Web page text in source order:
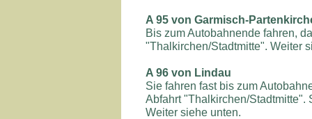
A 95 von Garmisch-
Bis zum Autobahnende fahren,
"Thalkirchen/Stadtmitte". Weiter
A 96 von Lindau
Sie fahren fast bis zum
Abfahrt "Thalkirchen/Stadtmitte".
Weiter siehe unten.